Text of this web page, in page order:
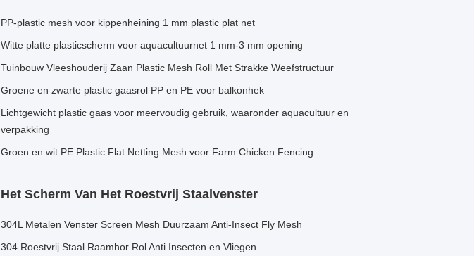
PP-plastic mesh voor kippenheining 1 mm plastic plat net
Witte platte plasticscherm voor aquacultuurnet 1 mm-3 mm opening
Tuinbouw Vleeshouderij Zaan Plastic Mesh Roll Met Strakke Weefstructuur
Groene en zwarte plastic gaasrol PP en PE voor balkonhek
Lichtgewicht plastic gaas voor meervoudig gebruik, waaronder aquacultuur en
verpakking
Groen en wit PE Plastic Flat Netting Mesh voor Farm Chicken Fencing
Het Scherm Van Het Roestvrij Staalvenster
304L Metalen Venster Screen Mesh Duurzaam Anti-Insect Fly Mesh
304 Roestvrij Staal Raamhor Rol Anti Insecten en Vliegen